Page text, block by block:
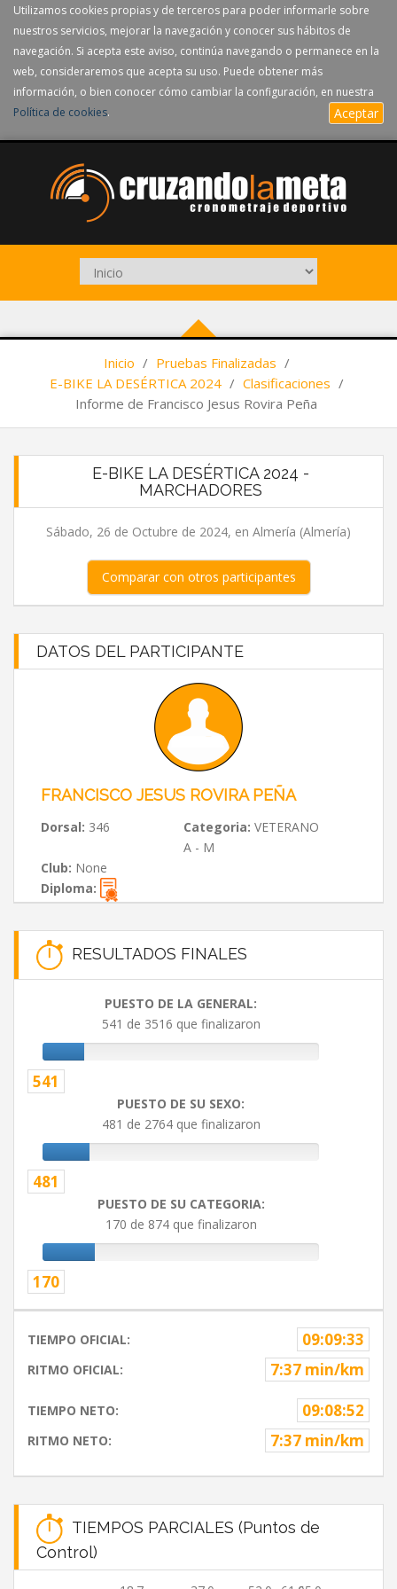
Utilizamos cookies propias y de terceros para poder informarle sobre
nuestros servicios, mejorar la navegación y conocer sus hábitos de
navegación. Si acepta este aviso, continúa navegando o permanece en la
web, consideraremos que acepta su uso. Puede obtener más
información, o bien conocer cómo cambiar la configuración, en nuestra
Política de cookies. Aceptar
Inicio / Pruebas Finalizadas /
E-BIKE LA DESÉRTICA 2024 / Clasificaciones /
Informe de Francisco Jesus Rovira Peña
E-BIKE LA DESÉRTICA 2024 -
MARCHADORES
Sábado, 26 de Octubre de 2024, en Almería (Almería)
Comparar con otros participantes
DATOS DEL PARTICIPANTE
FRANCISCO JESUS ROVIRA PEÑA
Dorsal: 346 Categoria: VETERANO
A - M
Club: None
Diploma:
RESULTADOS FINALES
PUESTO DE LA GENERAL:
541 de 3516 que finalizaron
541
PUESTO DE SU SEXO:
481 de 2764 que finalizaron
481
PUESTO DE SU CATEGORIA:
170 de 874 que finalizaron
170
TIEMPO OFICIAL: 09:09:33
RITMO OFICIAL: 7:37 min/km
TIEMPO NETO: 09:08:52
RITMO NETO: 7:37 min/km
TIEMPOS PARCIALES (Puntos de
Control)